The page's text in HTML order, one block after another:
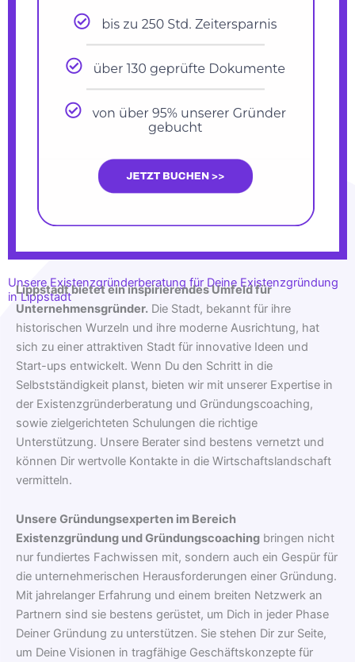
Unsere Existenzgründerberatung für Deine Existenzgründung
in Lippstadt
Lippstadt bietet ein inspirierendes Umfeld für
Unternehmensgründer. Die Stadt, bekannt für ihre
historischen Wurzeln und ihre moderne Ausrichtung, hat
sich zu einer attraktiven Stadt für innovative Ideen und
Start-ups entwickelt. Wenn Du den Schritt in die
Selbstständigkeit planst, bieten wir mit unserer Expertise in
der Existenzgründerberatung und Gründungscoaching,
sowie zielgerichteten Schulungen die richtige
Unterstützung. Unsere Berater sind bestens vernetzt und
können Dir wertvolle Kontakte in die Wirtschaftslandschaft
vermitteln.
Unsere Gründungsexperten im Bereich
Existenzgründung und Gründungscoaching bringen nicht
nur fundiertes Fachwissen mit, sondern auch ein Gespür für
die unternehmerischen Herausforderungen einer Gründung.
Mit jahrelanger Erfahrung und einem breiten Netzwerk an
Partnern sind sie bestens gerüstet, um Dich in jeder Phase
Deiner Gründung zu unterstützen. Sie stehen Dir zur Seite,
um Deine Visionen in tragfähige Geschäftskonzepte für